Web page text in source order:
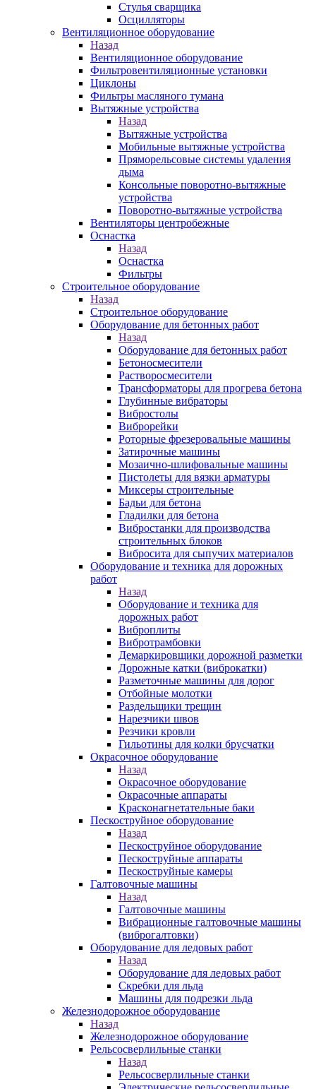
Стулья сварщика
Осцилляторы
Вентиляционное оборудование
Назад
Вентиляционное оборудование
Фильтровентиляционные установки
Циклоны
Фильтры масляного тумана
Вытяжные устройства
Назад
Вытяжные устройства
Мобильные вытяжные устройства
Пряморельсовые системы удаления
дыма
Консольные поворотно-вытяжные
устройства
Поворотно-вытяжные устройства
Вентиляторы центробежные
Оснастка
Назад
Оснастка
Фильтры
Строительное оборудование
Назад
Строительное оборудование
Оборудование для бетонных работ
Назад
Оборудование для бетонных работ
Бетоносмесители
Растворосмесители
Трансформаторы для прогрева бетона
Глубинные вибраторы
Вибростолы
Виброрейки
Роторные фрезеровальные машины
Затирочные машины
Мозаично-шлифовальные машины
Пистолеты для вязки арматуры
Миксеры строительные
Бадьи для бетона
Гладилки для бетона
Вибростанки для производства
строительных блоков
Вибросита для сыпучих материалов
Оборудование и техника для дорожных
работ
Назад
Оборудование и техника для
дорожных работ
Виброплиты
Вибротрамбовки
Демаркировщики дорожной разметки
Дорожные катки (виброкатки)
Разметочные машины для дорог
Отбойные молотки
Раздельщики трещин
Нарезчики швов
Резчики кровли
Гильотины для колки брусчатки
Окрасочное оборудование
Назад
Окрасочное оборудование
Окрасочные аппараты
Красконагнетательные баки
Пескоструйное оборудование
Назад
Пескоструйное оборудование
Пескоструйные аппараты
Пескоструйные камеры
Галтовочные машины
Назад
Галтовочные машины
Вибрационные галтовочные машины
(виброгалтовки)
Оборудование для ледовых работ
Назад
Оборудование для ледовых работ
Скребки для льда
Машины для подрезки льда
Железнодорожное оборудование
Назад
Железнодорожное оборудование
Рельсосверлильные станки
Назад
Рельсосверлильные станки